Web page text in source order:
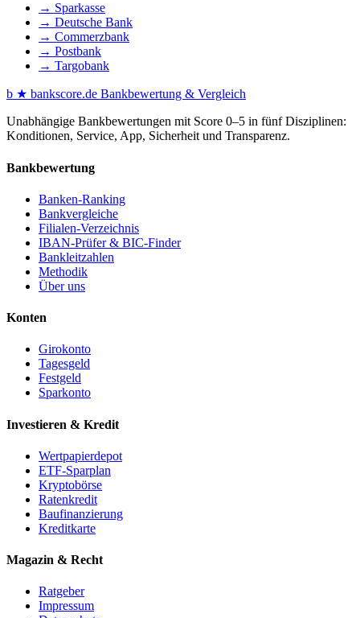
→ Sparkasse
→ Deutsche Bank
→ Commerzbank
→ Postbank
→ Targobank
b ★ bankscore.de Bankbewertung & Vergleich
Unabhängige Bankbewertungen mit Score 0–5 in fünf Disziplinen:
Konditionen, Service, App, Sicherheit und Transparenz.
Bankbewertung
Banken-Ranking
Bankvergleiche
Filialen-Verzeichnis
IBAN-Prüfer & BIC-Finder
Bankleitzahlen
Methodik
Über uns
Konten
Girokonto
Tagesgeld
Festgeld
Sparkonto
Investieren & Kredit
Wertpapierdepot
ETF-Sparplan
Kryptobörse
Ratenkredit
Baufinanzierung
Kreditkarte
Magazin & Recht
Ratgeber
Impressum